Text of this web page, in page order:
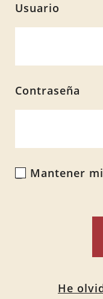
Usuario
Contraseña
Mantener
Alternative:
He